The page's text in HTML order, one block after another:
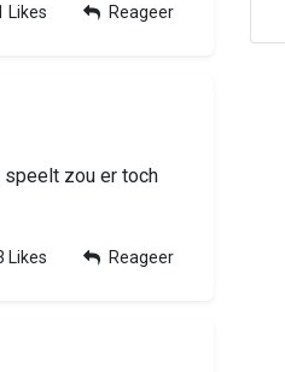
Likes Reageer
speelt zou er toch
Likes Reageer